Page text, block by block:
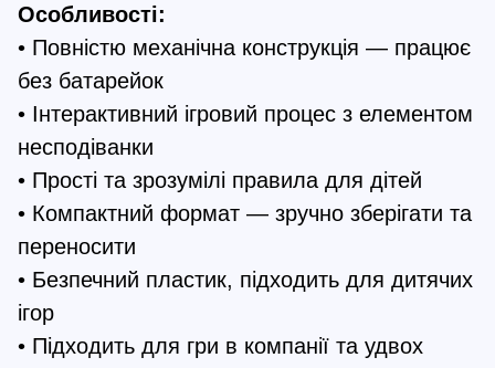
Особливості:
• Повністю механічна конструкція — працює
без батарейок
• Інтерактивний ігровий процес з елементом
несподіванки
• Прості та зрозумілі правила для дітей
• Компактний формат — зручно зберігати та
переносити
• Безпечний пластик, підходить для дитячих
ігор
• Підходить для гри в компанії та удвох